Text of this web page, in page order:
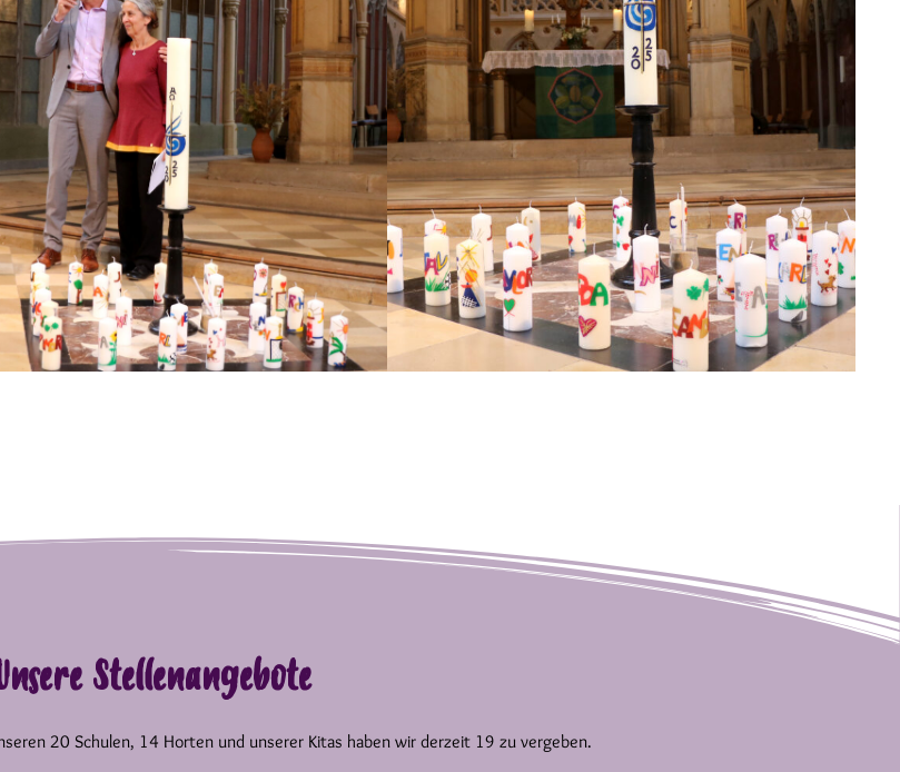
Stellenangebote
20 Schulen, 14 Horten und unserer Kitas haben wir derzeit 19 zu vergeben.